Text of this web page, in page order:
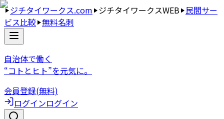
ジチタイワークス.com ジチタイワークスWEB 民間サー
ビス比較 無料名刺
自治体で働く
“コトとヒト”を元気に。
会員登録(無料)
ログインログイン